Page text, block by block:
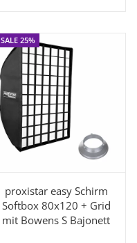
SALE 25%
SALE 25%
proxistar easy Schirm
Softbox 80x120 + Grid
mit Bowens S Bajonett